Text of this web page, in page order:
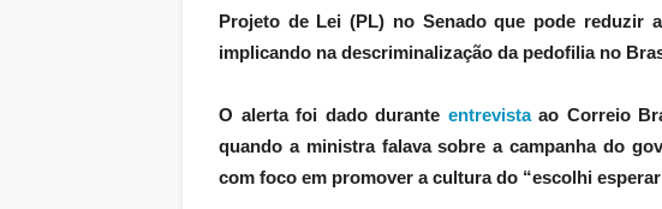
Projeto de Lei (PL) no Senado que pode reduzir
implicando na descriminalização da pedofilia no
O alerta foi dado durante entrevistaao Correio
quando a ministra falava sobre a campanha do
com foco em promover a cultura do “escolhi